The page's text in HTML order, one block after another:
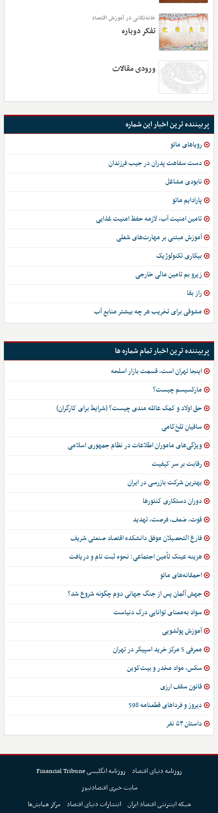
خانه‌تکانی در آموزش اقتصاد
تفکر دوباره
ورودی مقالات
پربیننده ترین اخبار این شماره
رویاهای مائو
دست سفاهت پدران در جیب فرزندان
نابودی مشاغل
پارادایم مائو
تامین امنیت آب، لازمه حفظ امنیت غذایی
آموزش مبتنی بر مهارت‌های شغلی
بیکاری تکنولوژیک
زیرو بم تامین مالی خارجی
راز بقا
مشوقی برای تخریب هر چه بیشتر منابع آب
پربیننده ترین اخبار تمام شماره ها
اینجا تهران است، قسمت بازار اسلحه
مارکسیسم چیست؟
حق اولاد و کمک عائله مندی چیست؟ (شرایط برای کارگران)
ساقیانِ تلخ‌کامی
ویژگی‌های ماموران اطلاعات در نظام جمهوری اسلامی
رقابت بر سر کیفیت
بهترین شرکت بازرسی در ایران
دوران دستکاری کنتورها
قوت، ضعف، فرصت، تهدید
فارغ التحصیلان موفق دانشکده اقتصاد صنعتی شریف
هزینه عینک تأمین اجتماعی: نحوه ثبت نام و دریافت
احمقانه‌های مائو
جهش آلمان پس از جنگ جهانی دوم چگونه شروع شد؟
سواد به‌معنای توانایی درک دنیاست
آموزش پولشویی
معرفی 5 مرکز خرید اسپیکر در تهران
سکس، مواد مخدر و بیت‌کوین
قانون سقف ارزی
دیروز و فرداهای قطعنامه 598
داستان ۵۳ نفر
روزنامه دنیای اقتصاد
روزنامه انگلیسی Financial Tribune
سایت خبری اقتصادنیوز
شبکه اینترنتی اقتصاد ایران انتشارات دنیای اقتصاد مرکز همایش‌ها